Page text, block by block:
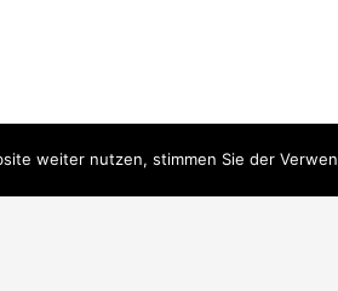
SEHR GUT 100 %
weiter nutzen, stimmen Sie der